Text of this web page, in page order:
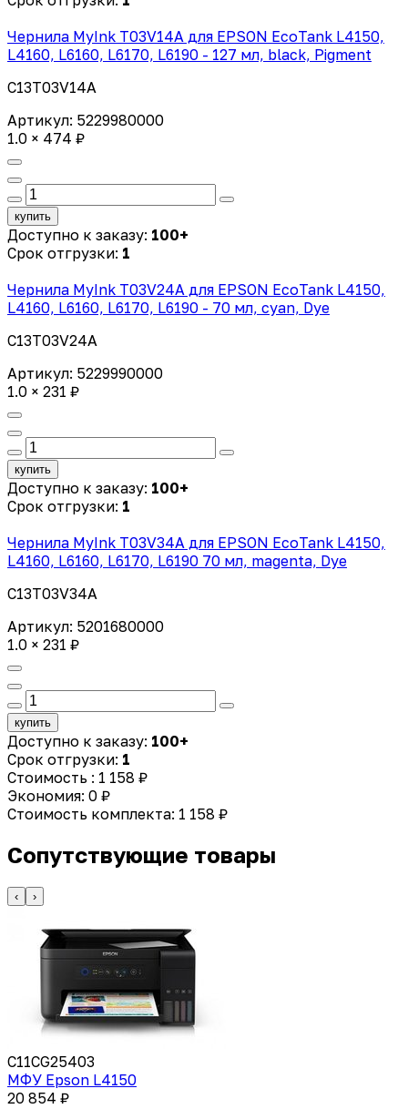
Чернила MyInk T03V14A для EPSON EcoTank L4150,
L4160, L6160, L6170, L6190 - 127 мл, black, Pigment
C13T03V14A
Артикул: 5229980000
1.0 × 474 ₽
купить
Доступно к заказу: 100+
Срок отгрузки: 1
Чернила MyInk T03V24A для EPSON EcoTank L4150,
L4160, L6160, L6170, L6190 - 70 мл, cyan, Dye
C13T03V24A
Артикул: 5229990000
1.0 × 231 ₽
купить
Доступно к заказу: 100+
Срок отгрузки: 1
Чернила MyInk T03V34A для EPSON EcoTank L4150,
L4160, L6160, L6170, L6190 70 мл, magenta, Dye
C13T03V34A
Артикул: 5201680000
1.0 × 231 ₽
купить
Доступно к заказу: 100+
Срок отгрузки: 1
Стоимость : 1 158 ₽
Экономия: 0 ₽
Стоимость комплекта: 1 158 ₽
Сопутствующие товары
‹ ›
C11CG25403
МФУ Epson L4150
20 854 ₽